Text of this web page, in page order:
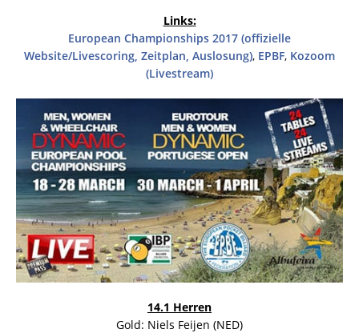
Links:
European Championships 2017 (offizielle
Website/Livescoring, Zeitplan, Auslosung), EPBF, Kozoom
(Livestream)
14.1 Herren
Gold: Niels Feijen (NED)